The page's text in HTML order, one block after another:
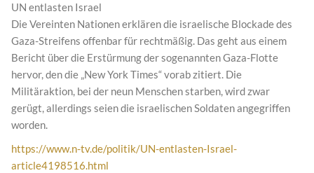
UN entlasten Israel
Die Vereinten Nationen erklären die israelische Blockade des
Gaza-Streifens offenbar für rechtmäßig. Das geht aus einem
Bericht über die Erstürmung der sogenannten Gaza-Flotte
hervor, den die „New York Times“ vorab zitiert. Die
Militäraktion, bei der neun Menschen starben, wird zwar
gerügt, allerdings seien die israelischen Soldaten angegriffen
worden.
https://www.n-tv.de/politik/UN-entlasten-Israel-
article4198516.html